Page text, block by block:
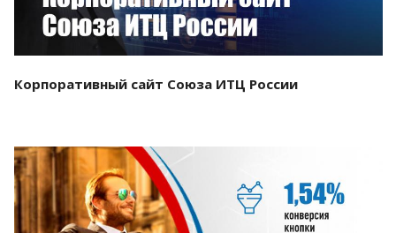
Корпоративный сайт Союза ИТЦ России